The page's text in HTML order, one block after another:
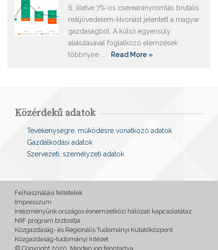
6, illetve 7%-os cserearányromlás brutális
reáljövedelem-kivonást jelentett a magyar
gazdaságból. A külső egyensúly
alakulásával foglalkozó elemzések
többnyire ...
Read More »
Közérdekű adatok
Tevékenységre, működésre vonatkozó adatok
Gazdálkodási adatok
Szervezeti, személyzeti adatok
Felhasználási feltételek
Impresszum
Intézményünk országos ésnemzetközi hálózati kapcsolatátaz
NIIF program biztosítja
Közgazdaság- és Regionális Tudományi Kutatóközpont
Közgazdaság-tudományi Intézet
© Copyright 2020. Minden jog fenntartva.